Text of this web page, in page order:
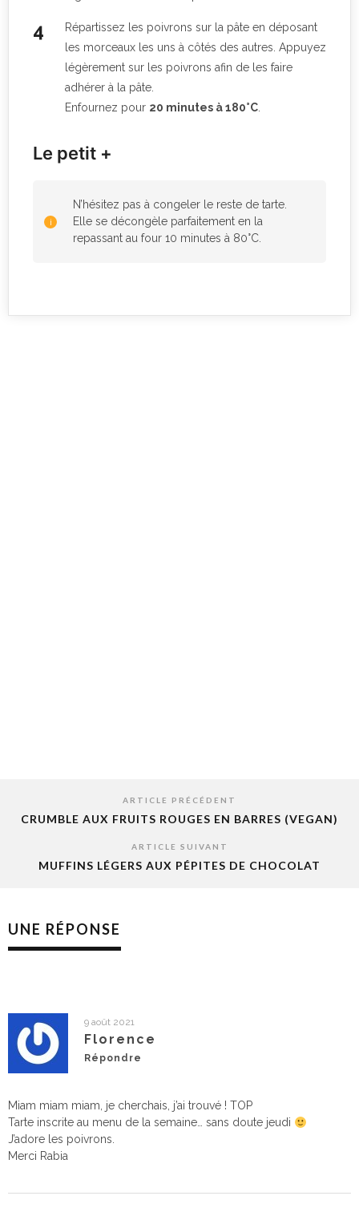
Répartissez les poivrons sur la pâte en déposant
les morceaux les uns à côtés des autres. Appuyez
légèrement sur les poivrons afin de les faire
adhérer à la pâte.
Enfournez pour 20 minutes à 180°C
Le petit +
N’hésitez pas à congeler le reste de tarte.
Elle se décongèle parfaitement en la
repassant au four 10 minutes à 80°C.
ARTICLE PRÉCÉDENT
CRUMBLE AUX FRUITS ROUGES EN BARRES (VEGAN)
ARTICLE SUIVANT
MUFFINS LÉGERS AUX PÉPITES DE CHOCOLAT
UNE RÉPONSE
9 août 2021
Florence
Répondre
Miam miam miam, je cherchais, j’ai trouvé ! TOP
Tarte inscrite au menu de la semaine… sans doute jeudi
J’adore les poivrons.
Merci Rabia